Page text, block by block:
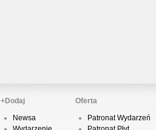
+Dodaj
Newsa
Oferta
Patronat Wydarzeń